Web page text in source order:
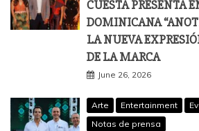
CUESTA PRESENTA
DOMINICANA
LA NUEVA
DE LA MARCA
June 26, 2026
Arte Entertainment
Notas de prensa